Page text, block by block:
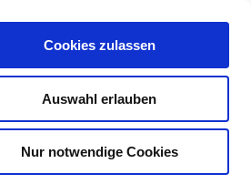
Cookies zulassen
Auswahl erlauben
Nur notwendige Cookies
SUCHEN
Warenkorb 0 Artikel